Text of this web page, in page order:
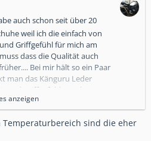
auch schon seit über 20
weil ich die einfach von
Griffgefühl für mich am
dass die Qualität auch
Bei mir hält so ein Paar
man das Känguru Leder
und Griffgefühl angeht. Da
ausgegeben weil es sich
immer die ohne Innenfutter
beim Ausziehen keine
anzeigen
sind die eher